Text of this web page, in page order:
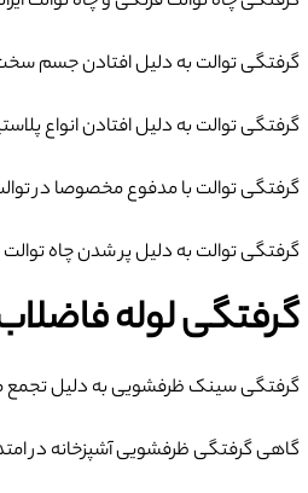
گرفتگی توالت به دلیل افتادن جسم سخت
گرفتگی توالت به دلیل افتادن انواع
گرفتگی توالت با مدفوع مخصوصا در
گرفتگی توالت به دلیل پر شدن چاه توالت
گرفتگی لوله فاضلاب
گرفتگی سینک ظرفشویی به دلیل تجمع
گاهی گرفتگی ظرفشویی آشپزخانه در